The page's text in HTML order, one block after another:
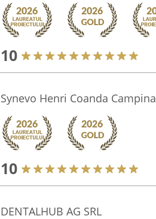
10
Synevo Henri Coanda Campina
10
DENTALHUB AG SRL